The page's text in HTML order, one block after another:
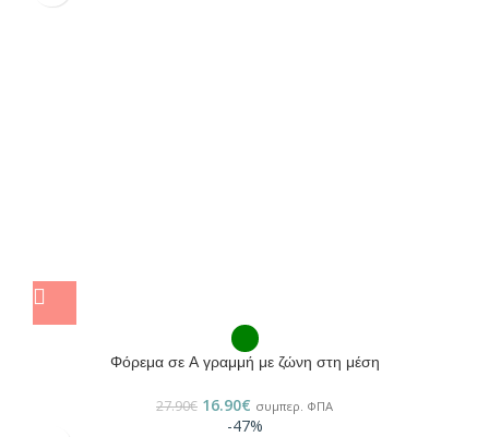
Φόρεμα σε Α γραμμή με ζώνη στη μέση
27.90€ 16.90€ συμπερ. ΦΠΑ
-47%